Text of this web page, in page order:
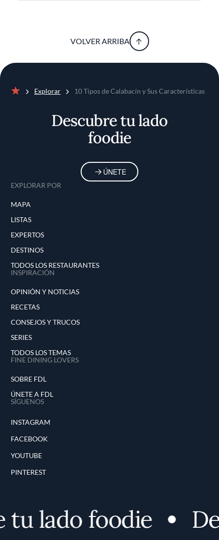
VOLVER ARRIBA
Explorar 10 Tipos de Calabacín y Sus Características
Descubre tu lado
foodie
ÚNETE
EXPLORAR POR
MAPA
LISTAS
EXPERTOS
DESTINOS
TODOS LOS RESTAURANTES
INSPIRACIÓN
OPINIÓN Y NOTICIAS
RECETAS
CONSEJOS Y TRUCOS
SERIES
TODOS LOS TEMAS
FINE DINING LOVERS
SOBRE FDL
ÚNETE A FDL
SÍGUENOS
INSTAGRAM
FACEBOOK
YOUTUBE
PINTEREST
lado foodie